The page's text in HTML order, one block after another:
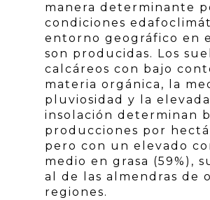
manera determinante
condiciones
entorno geográfico en
son producidas. Los
calcáreos con bajo
materia orgánica, la
pluviosidad y la elevada
insolación determinan
producciones por
pero con un elevado
medio en grasa (59%),
al de las almendras de
regiones.